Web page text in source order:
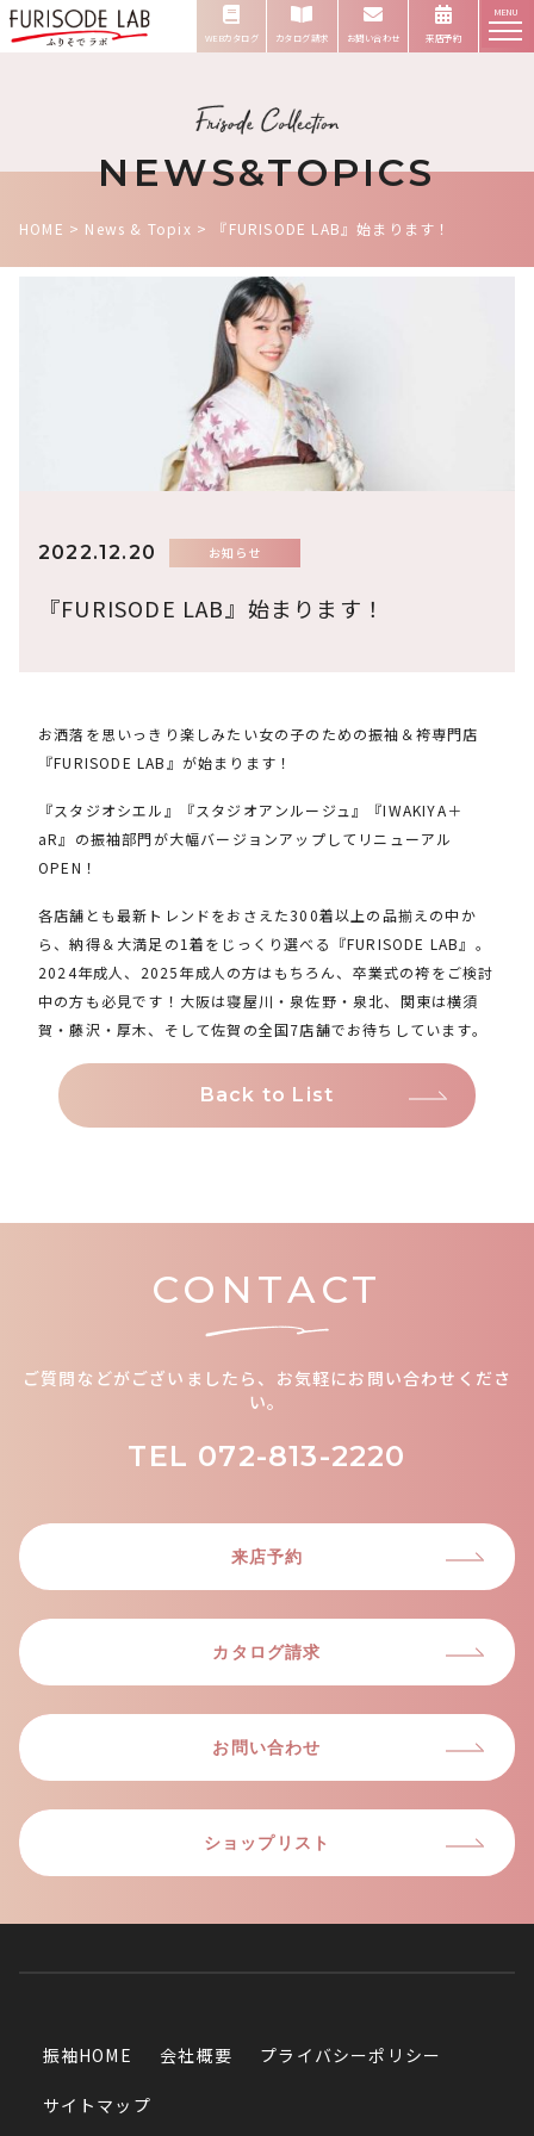
WEBカタログ カタログ請求 お問い合わせ 来店予約
MENU
NEWS&TOPICS
HOME > News & Topix > 『FURISODE LAB』始まります！
2022.12.20 お知らせ
『FURISODE LAB』始まります！
お洒落を思いっきり楽しみたい女の子のための振袖＆袴専門店
『FURISODE LAB』が始まります！
『スタジオシエル』『スタジオアンルージュ』『IWAKIYA＋
aR』の振袖部門が大幅バージョンアップしてリニューアル
OPEN！
各店舗とも最新トレンドをおさえた300着以上の品揃えの中か
ら、納得＆大満足の1着をじっくり選べる『FURISODE LAB』。
2024年成人、2025年成人の方はもちろん、卒業式の袴をご検討
中の方も必見です！大阪は寝屋川・泉佐野・泉北、関東は横須
賀・藤沢・厚木、そして佐賀の全国7店舗でお待ちしています。
Back to List
CONTACT
ご質問などがございましたら、お気軽にお問い合わせくださ
い。
TEL 072-813-2220
来店予約
カタログ請求
お問い合わせ
ショップリスト
振袖HOME 会社概要 プライバシーポリシー
サイトマップ